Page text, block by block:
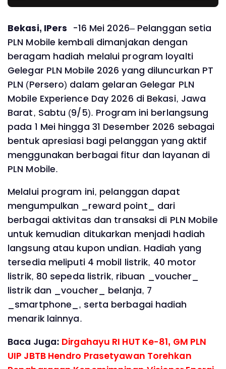
Bekasi, IPers -16 Mei 2026– Pelanggan setia
PLN Mobile kembali dimanjakan dengan
beragam hadiah melalui program loyalti
Gelegar PLN Mobile 2026 yang diluncurkan PT
PLN (Persero) dalam gelaran Gelegar PLN
Mobile Experience Day 2026 di Bekasi, Jawa
Barat, Sabtu (9/5). Program ini berlangsung
pada 1 Mei hingga 31 Desember 2026 sebagai
bentuk apresiasi bagi pelanggan yang aktif
menggunakan berbagai fitur dan layanan di
PLN Mobile.
Melalui program ini, pelanggan dapat
mengumpulkan _reward point_ dari
berbagai aktivitas dan transaksi di PLN Mobile
untuk kemudian ditukarkan menjadi hadiah
langsung atau kupon undian. Hadiah yang
tersedia meliputi 4 mobil listrik, 40 motor
listrik, 80 sepeda listrik, ribuan _voucher_
listrik dan _voucher_ belanja, 7
_smartphone_, serta berbagai hadiah
menarik lainnya.
Baca Juga: Dirgahayu RI HUT Ke-81, GM PLN
UIP JBTB Hendro Prasetyawan Torehkan